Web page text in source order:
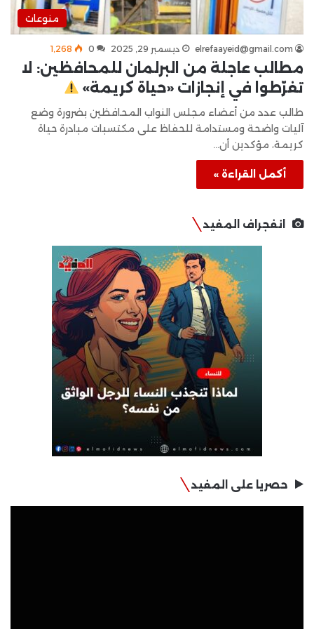
منوعات
elrefaayeid@gmail.com ديسمبر 29, 2025 0 1٬268
مطالب عاجلة من البرلمان للمحافظين: لا
تفرّطوا في إنجازات «حياة كريمة»
طالب عدد من أعضاء مجلس النواب المحافظين بضرورة وضع
آليات واضحة ومستدامة للحفاظ على مكتسبات مبادرة حياة
كريمة، مؤكدين أن…
أكمل القراءة »
انفجراف المفيد
حصريا على المفيد